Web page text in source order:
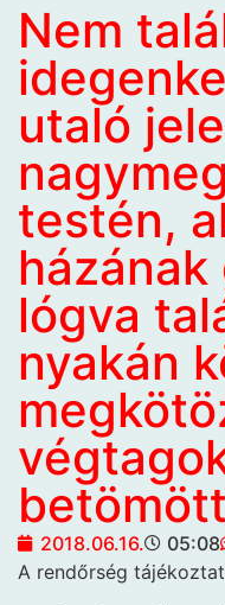
Nem
utaló
testén,
házának
lógva
nyakán
2018.06.16. 05:08
A rendőrség